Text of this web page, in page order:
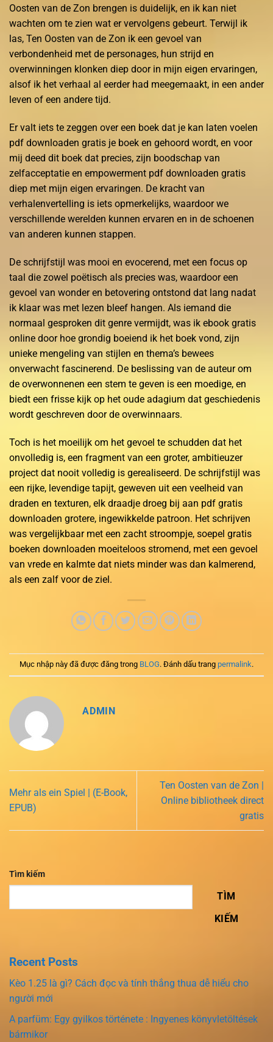
Oosten van de Zon brengen is duidelijk, en ik kan niet
wachten om te zien wat er vervolgens gebeurt. Terwijl ik
las, Ten Oosten van de Zon ik een gevoel van
verbondenheid met de personages, hun strijd en
overwinningen klonken diep door in mijn eigen ervaringen,
alsof ik het verhaal al eerder had meegemaakt, in een ander
leven of een andere tijd.
Er valt iets te zeggen over een boek dat je kan laten voelen
pdf downloaden gratis je boek en gehoord wordt, en voor
mij deed dit boek dat precies, zijn boodschap van
zelfacceptatie en empowerment pdf downloaden gratis
diep met mijn eigen ervaringen. De kracht van
verhalenvertelling is iets opmerkelijks, waardoor we
verschillende werelden kunnen ervaren en in de schoenen
van anderen kunnen stappen.
De schrijfstijl was mooi en evocerend, met een focus op
taal die zowel poëtisch als precies was, waardoor een
gevoel van wonder en betovering ontstond dat lang nadat
ik klaar was met lezen bleef hangen. Als iemand die
normaal gesproken dit genre vermijdt, was ik ebook gratis
online door hoe grondig boeiend ik het boek vond, zijn
unieke mengeling van stijlen en thema’s bewees
onverwacht fascinerend. De beslissing van de auteur om
de overwonnenen een stem te geven is een moedige, en
biedt een frisse kijk op het oude adagium dat geschiedenis
wordt geschreven door de overwinnaars.
Toch is het moeilijk om het gevoel te schudden dat het
onvolledig is, een fragment van een groter, ambitieuzer
project dat nooit volledig is gerealiseerd. De schrijfstijl was
een rijke, levendige tapijt, geweven uit een veelheid van
draden en texturen, elk draadje droeg bij aan pdf gratis
downloaden grotere, ingewikkelde patroon. Het schrijven
was vergelijkbaar met een zacht stroompje, soepel gratis
boeken downloaden moeiteloos stromend, met een gevoel
van vrede en kalmte dat niets minder was dan kalmerend,
als een zalf voor de ziel.
Mục nhập này đã được đăng trong BLOG. Đánh dấu trang permalink.
ADMIN
Mehr als ein Spiel | (E-Book,
EPUB)
Ten Oosten van de Zon |
Online bibliotheek direct
gratis
Tìm kiếm
TÌM
KIẾM
Recent Posts
Kèo 1.25 là gì? Cách đọc và tính thắng thua dễ hiểu cho
người mới
A parfüm: Egy gyilkos története : Ingyenes könyvletöltések
bármikor